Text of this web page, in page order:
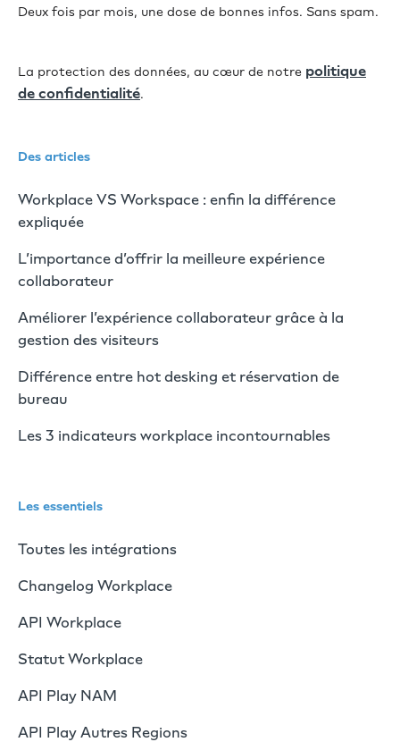
Deux fois par mois, une dose de bonnes infos. Sans spam.
La protection des données, au cœur de notre politique
de confidentialité.
Des articles
Workplace VS Workspace : enfin la différence
expliquée
L’importance d’offrir la meilleure expérience
collaborateur
Améliorer l’expérience collaborateur grâce à la
gestion des visiteurs
Différence entre hot desking et réservation de
bureau
Les 3 indicateurs workplace incontournables
Les essentiels
Toutes les intégrations
Changelog Workplace
API Workplace
Statut Workplace
API Play NAM
API Play Autres Regions